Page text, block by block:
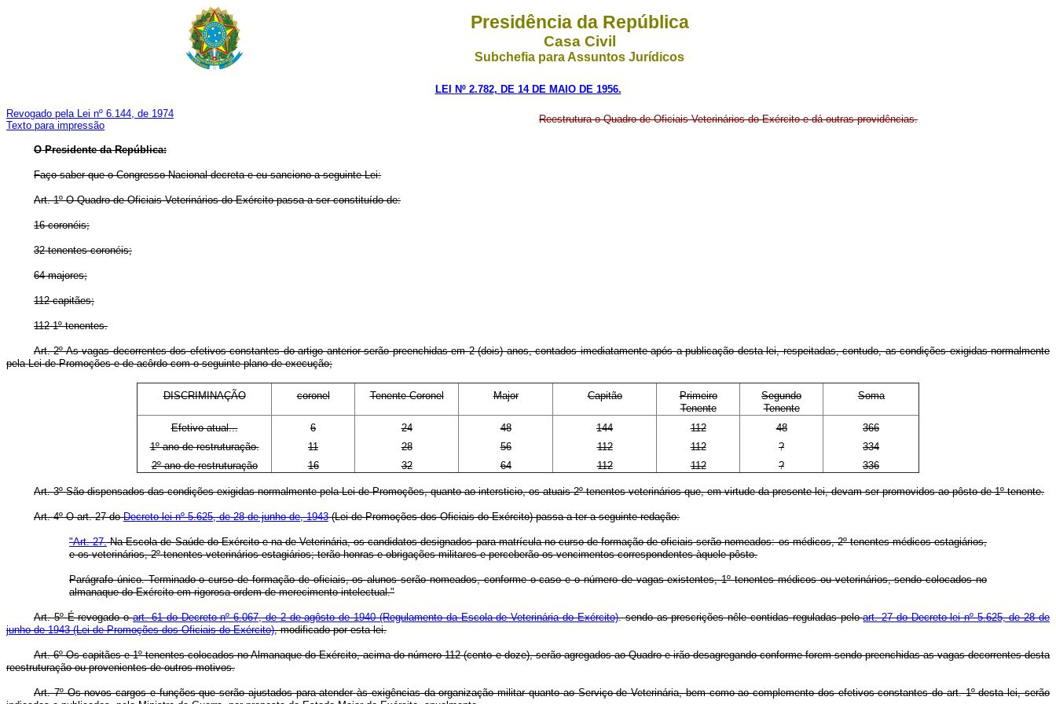
Presidência da República
Casa Civil
Subchefia para Assuntos Jurídicos
LEI Nº 2.782, DE 14 DE MAIO DE 1956.
Revogado pela Lei nº 6.144, de 1974
Texto para impressão
Reestrutura o Quadro de Oficiais Veterinários do Exército e dá outras providências.
O Presidente da República:
Faço saber que o Congresso Nacional decreta e eu sanciono a seguinte Lei:
Art. 1º O Quadro de Oficiais Veterinários do Exército passa a ser constituído de:
16 coronéis;
32 tenentes-coronéis;
64 majores;
112 capitães;
112 1º tenentes.
Art. 2º As vagas decorrentes dos efetivos constantes do artigo anterior serão preenchidas em 2 (dois) anos, contados imediatamente após a publicação desta lei, respeitadas, contudo, as condições exigidas normalmente
pela Lei de Promoções e de acôrdo com o seguinte plano de execução;
DISCRIMINAÇÃO coronel Tenente-Coronel Major Capitão
Primeiro
Tenente
Segundo
Tenente
Soma
Efetivo atual...
1º ano de restruturação.
2º ano de restruturação
6
11
16
24
28
32
48
56
64
144
112
112
112
112
112
48
?
?
366
334
336
Art. 3º São dispensados das condições exigidas normalmente pela Lei de Promoções, quanto ao intersticio, os atuais 2º tenentes veterinários que, em virtude da presente lei, devam ser promovidos ao pôsto de 1º tenente.
Art. 4º O art. 27 doDecreto-lei nº 5.625, de 28 de junho de, 1943(Lei de Promoções dos Oficiais do Exército) passa a ter a seguinte redação:
"Art. 27.Na Escola de Saúde do Exército e na de Veterinária, os candidatos designados para matrícula no curso de formação de oficiais serão nomeados: os médicos, 2º tenentes médicos estagiários,
e os veterinários, 2º tenentes veterinários estagiários; terão honras e obrigações militares e perceberão os vencimentos correspondentes àquele pôsto.
Parágrafo único. Terminado o curso de formação de oficiais, os alunos serão nomeados, conforme o caso e o número de vagas existentes, 1º tenentes médicos ou veterinários, sendo colocados no
almanaque do Exército em rigorosa ordem de merecimento intelectual."
Art. 5º É revogado oart. 61 do Decreto nº 6.067, de 2 de agôsto de 1940 (Regulamento da Escola de Veterinária do Exército). sendo as prescrições nêle contidas reguladas peloart. 27 do Decreto-lei nº 5.625, de 28 de
junho de 1943 (Lei de Promoções dos Oficiais do Exército), modificado por esta lei.
Art. 6º Os capitães e 1º tenentes colocados no Almanaque do Exército, acima do número 112 (cento e doze), serão agregados ao Quadro e irão desagregando conforme forem sendo preenchidas as vagas decorrentes desta
reestruturação ou provenientes de outros motivos.
Art. 7º Os novos cargos e funções que serão ajustados para atender às exigências da organização militar quanto ao Serviço de Veterinária, bem como ao complemento dos efetivos constantes do art. 1º desta lei, serão